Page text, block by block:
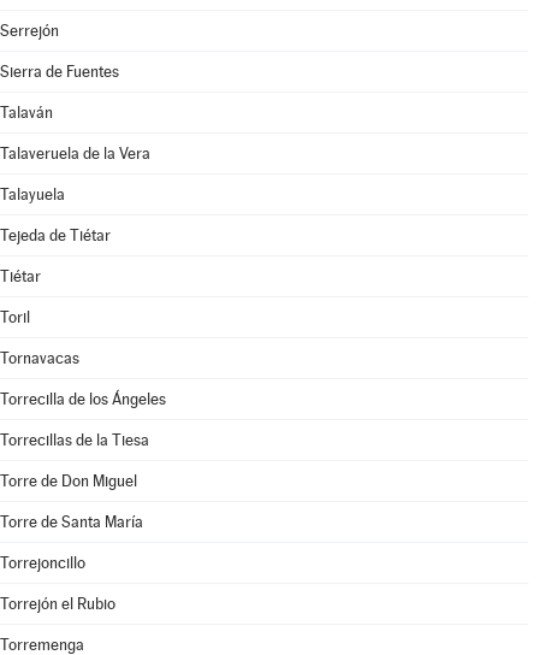
Serrejón
Sierra de Fuentes
Talaván
Talaveruela de la Vera
Talayuela
Tejeda de Tiétar
Tiétar
Toril
Tornavacas
Torrecilla de los Ángeles
Torrecillas de la Tiesa
Torre de Don Miguel
Torre de Santa María
Torrejoncillo
Torrejón el Rubio
Torremenga